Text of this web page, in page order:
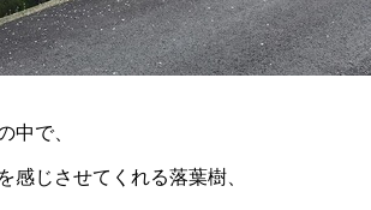
中で、
感じさせてくれる落葉樹、